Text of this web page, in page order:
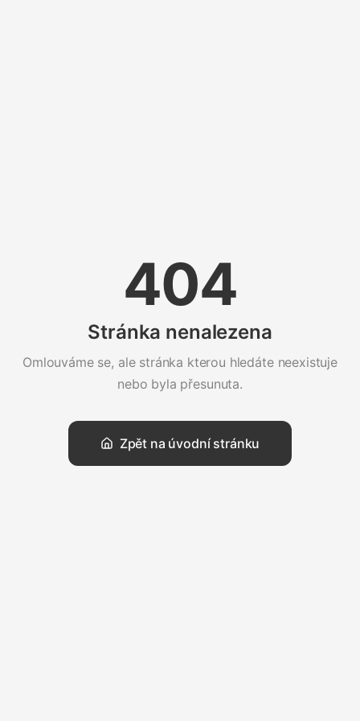
404
Stránka nenalezena
Omlouváme se, ale stránka kterou hledáte neexistuje
nebo byla přesunuta.
Zpět na úvodní stránku